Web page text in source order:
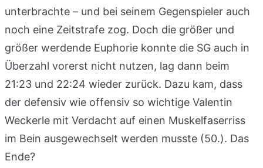
unterbrachte – und bei seinem Gegenspieler auch
noch eine Zeitstrafe zog. Doch die größer und
größer werdende Euphorie konnte die SG auch in
Überzahl vorerst nicht nutzen, lag dann beim
21:23 und 22:24 wieder zurück. Dazu kam, dass
der defensiv wie offensiv so wichtige Valentin
Weckerle mit Verdacht auf einen Muskelfaserriss
im Bein ausgewechselt werden musste (50.). Das
Ende?